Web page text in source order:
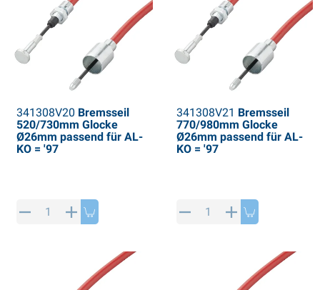
341308V20 Bremsseil
520/730mm Glocke
Ø26mm passend für AL-
KO = '97
341308V21 Bremsseil
770/980mm Glocke
Ø26mm passend für AL-
KO = '97